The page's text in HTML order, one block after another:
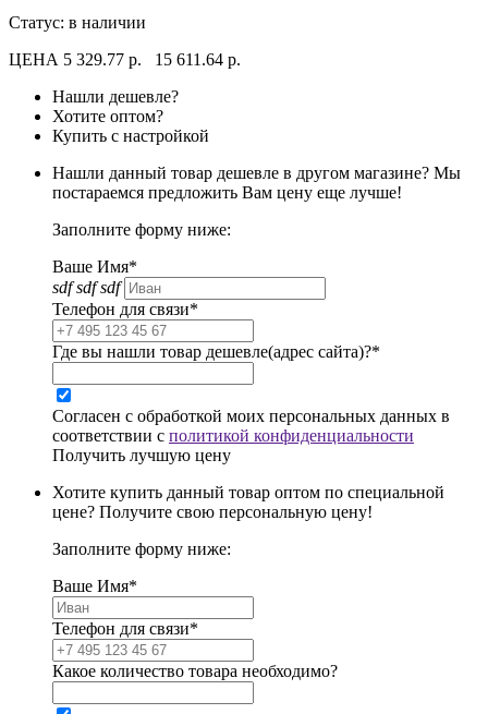
Статус: в наличии
ЦЕНА 5 329.77 р.
15 611.64 р.
Нашли дешевле?
Хотите оптом?
Купить с настройкой
Нашли данный товар дешевле в другом магазине? Мы
постараемся предложить Вам цену еще лучше!
Заполните форму ниже:
Ваше Имя*
sdf sdf sdf
Телефон для связи*
Где вы нашли товар дешевле(адрес сайта)?*
Согласен с обработкой моих персональных данных в
соответствии с политикой конфиденциальности
Получить лучшую цену
Хотите купить данный товар оптом по специальной
цене? Получите свою персональную цену!
Заполните форму ниже:
Ваше Имя*
Телефон для связи*
Какое количество товара необходимо?